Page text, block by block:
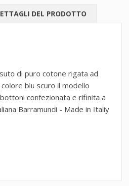
DEL PRODOTTO
di puro cotone rigata ad
blu scuro il modello
confezionata e rifinita a
Barramundi - Made in Italiy